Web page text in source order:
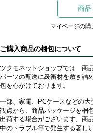
商品
マイページの
ご購入商品の梱包について
ツクモネットショップでは、商
パーツの配送に緩衝材を敷き詰
包を心がけております。
一部、家電、PCケースなどの
観点から、商品パッケージを梱
出荷する場合がございます。商
中のトラブル等で発生する著し